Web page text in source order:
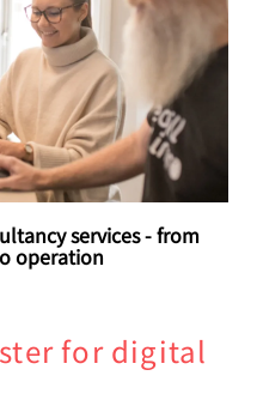
services - from
operation
for digital